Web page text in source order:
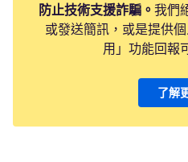
防止技術支援詐騙。 我們
或發送簡訊，或是提供
用」功能回報
了解